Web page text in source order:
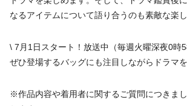
なるアイテムについて語り合うのも素敵な楽
\ 7月1日スタート！放送中（毎週火曜深夜0時
ぜひ登場するバッグにも注目しながらドラマを
※作品内容や着用者に関するご質問につきま